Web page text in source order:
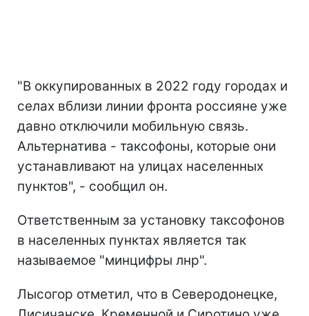
"В оккупированных в 2022 году городах и
селах вблизи линии фронта россияне уже
давно отключили мобильную связь.
Альтернатива - таксофоны, которые они
устанавливают на улицах населенных
пунктов", - сообщил он.
Ответственным за установку таксофонов
в населенных пунктах является так
называемое "минцифры лнр".
Лысогор отметил, что в Северодонецке,